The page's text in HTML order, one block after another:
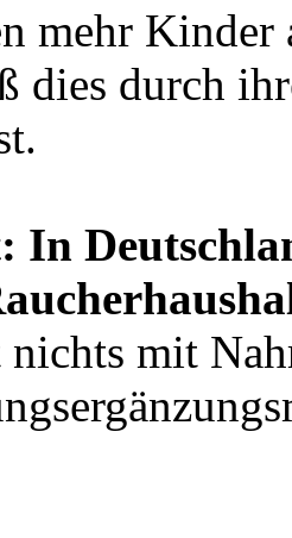
mehr
dies durch
In
nichts mit